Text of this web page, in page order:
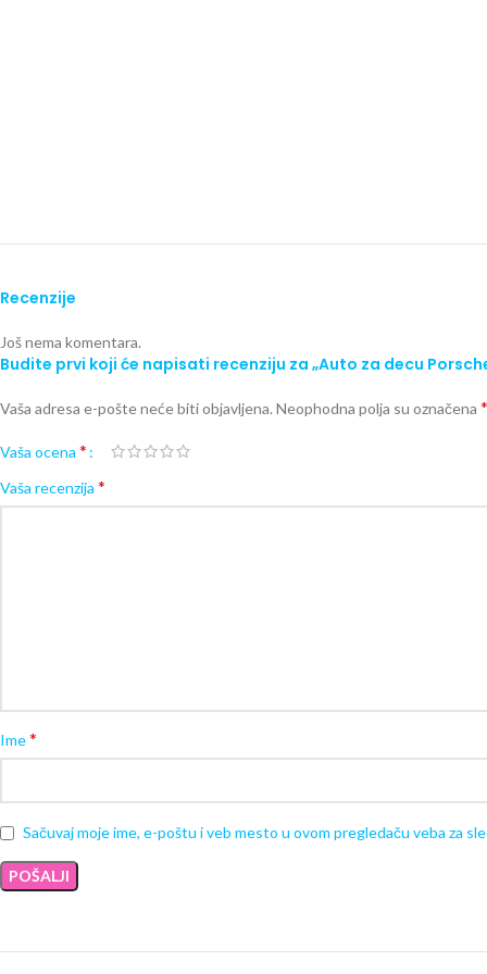
Recenzije
Još nema komentara.
Budite prvi koji će napisati recenziju za „Auto za decu
Vaša adresa e-pošte neće biti objavljena. Neophodna polja su označena *
Vaša ocena *
Vaša recenzija *
Ime*
Sačuvaj moje ime, e-poštu i veb mesto u ovom pregledaču veba za